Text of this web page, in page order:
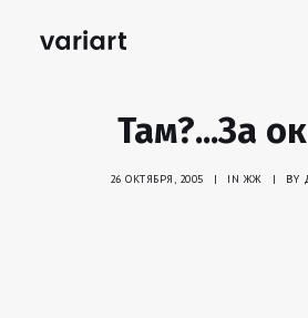
Там?...За
26 ОКТЯБРЯ, 2005 | INЖЖ | BY